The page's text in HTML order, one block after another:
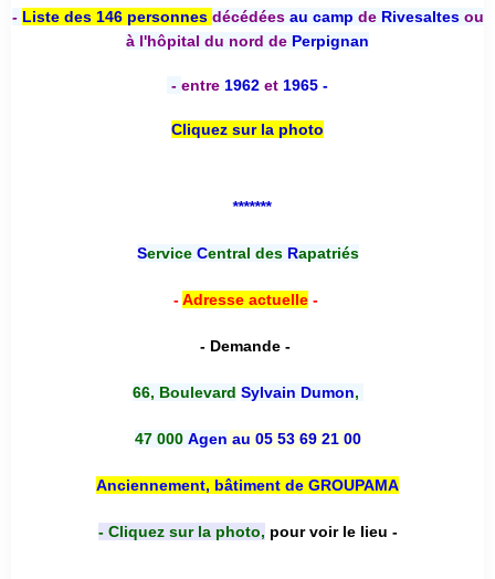
- Liste des 146 personnes décédées au camp deRivesaltesou
à l'hôpital du nord de Perpignan
- entre 1962 et 1965 -
Cliquez sur la photo
*******
Service Central desRapatriés
-Adresse actuelle-
- Demande -
66, Boulevard Sylvain Dumon,
47 000 Agen au 05 53 69 21 00
Anciennement, bâtiment de GROUPAMA
- Cliquez sur la photo, pour voir le lieu -